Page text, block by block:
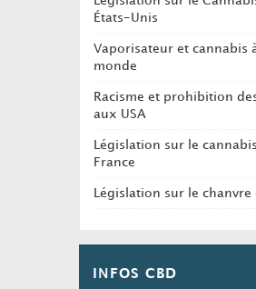
États-Unis
Vaporisateur et cannabis
monde
Racisme et prohibition
aux USA
Législation sur le
France
Législation sur le chanvre
INFOS CBD